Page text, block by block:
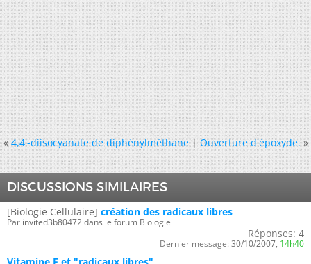
« 4,4'-diisocyanate de diphénylméthane|Ouverture d'époxyde. »
DISCUSSIONS SIMILAIRES
[Biologie Cellulaire] création des radicaux libres
Par invited3b80472 dans le forum Biologie
Réponses: 4
Dernier message: 30/10/2007, 14h40